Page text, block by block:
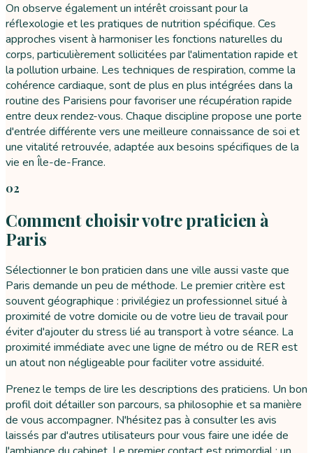
On observe également un intérêt croissant pour la
réflexologie et les pratiques de nutrition spécifique. Ces
approches visent à harmoniser les fonctions naturelles du
corps, particulièrement sollicitées par l'alimentation rapide et
la pollution urbaine. Les techniques de respiration, comme la
cohérence cardiaque, sont de plus en plus intégrées dans la
routine des Parisiens pour favoriser une récupération rapide
entre deux rendez-vous. Chaque discipline propose une porte
d'entrée différente vers une meilleure connaissance de soi et
une vitalité retrouvée, adaptée aux besoins spécifiques de la
vie en Île-de-France.
02
Comment choisir votre praticien à
Paris
Sélectionner le bon praticien dans une ville aussi vaste que
Paris demande un peu de méthode. Le premier critère est
souvent géographique : privilégiez un professionnel situé à
proximité de votre domicile ou de votre lieu de travail pour
éviter d'ajouter du stress lié au transport à votre séance. La
proximité immédiate avec une ligne de métro ou de RER est
un atout non négligeable pour faciliter votre assiduité.
Prenez le temps de lire les descriptions des praticiens. Un bon
profil doit détailler son parcours, sa philosophie et sa manière
de vous accompagner. N'hésitez pas à consulter les avis
laissés par d'autres utilisateurs pour vous faire une idée de